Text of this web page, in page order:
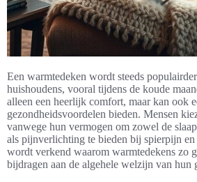
Een warmtedeken wordt steeds
huishoudens, vooral tijdens de koude
alleen een heerlijk comfort, maar kan ook
gezondheidsvoordelen bieden. Mensen
vanwege hun vermogen om zowel de
als pijnverlichting te bieden bij spierpijn
wordt verkend waarom warmtedekens zo
bijdragen aan de algehele welzijn van hun